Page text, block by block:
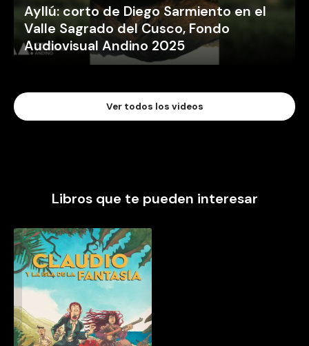
Ayllú: corto de Diego Sarmiento en el
Valle Sagrado del Cusco, Fondo
Audiovisual Andino 2025
Ver todos los videos
Libros que te pueden interesar